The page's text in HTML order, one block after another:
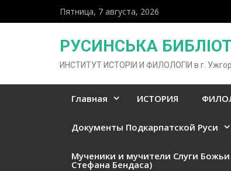
Пятница, 7 августа, 2026
РУСИНСЬКА
ИНСТИТУТ ИСТОРІИ И ФИЛОЛОГІИ в г.
Главная ИСТОРИЯ
Документы Подкарпатской Руси
Мученики и мучители Слуги
Стефана Бендаса)